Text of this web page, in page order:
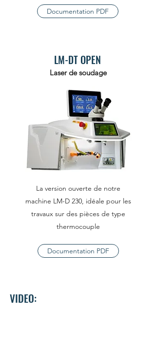
Documentation PDF
LM-DT OPEN
Laser de soudage
La version ouverte de notre
machine LM-D 230, idéale pour les
travaux sur des pièces de type
thermocouple
Documentation PDF
VIDEO: